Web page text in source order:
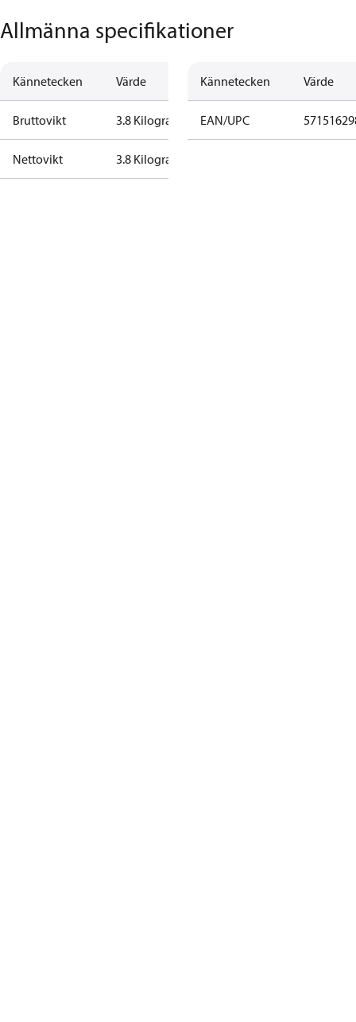
Allmänna specifikationer
Kännetecken Värde
Bruttovikt 3.8 Kilogram
Nettovikt 3.8 Kilogram
Kännetecken Värde
EAN/UPC